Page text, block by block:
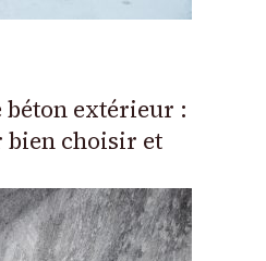
extérieur :
bien choisir et